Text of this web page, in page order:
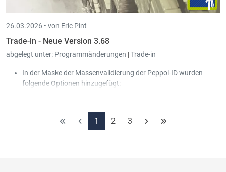
26.03.2026 • von Eric Pint
Trade-in - Neue Version 3.68
abgelegt unter: Programmänderungen |Trade-in
In der Maske der Massenvalidierung der Peppol-ID wurden
folgende Optionen hinzugefügt:
1 2 3